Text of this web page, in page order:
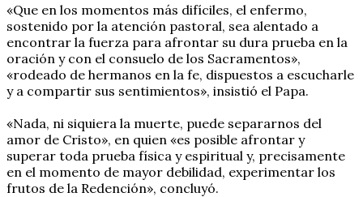
«Que en los momentos más difíciles, el enfermo,
sostenido por la atención pastoral, sea alentado a
encontrar la fuerza para afrontar su dura prueba en la
oración y con el consuelo de los Sacramentos»,
«rodeado de hermanos en la fe, dispuestos a escucharle
y a compartir sus sentimientos», insistió el Papa.
«Nada, ni siquiera la muerte, puede separarnos del
amor de Cristo», en quien «es posible afrontar y
superar toda prueba física y espiritual y, precisamente
en el momento de mayor debilidad, experimentar los
frutos de la Redención», concluyó.